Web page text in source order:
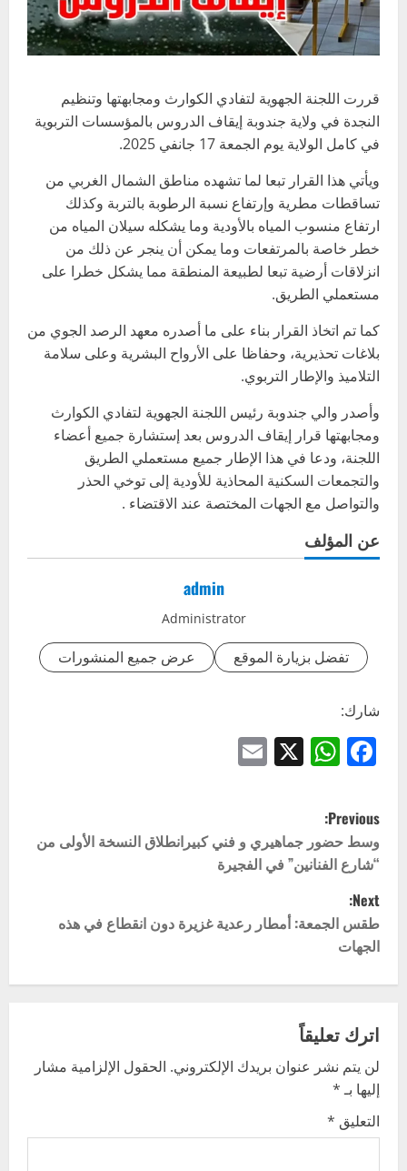
قررت اللجنة الجهوية لتفادي الكوارث ومجابهتها وتنظيم
النجدة في ولاية جندوبة إيقاف الدروس بالمؤسسات التربوية
في كامل الولاية يوم الجمعة 17 جانفي 2025.
ويأتي هذا القرار تبعا لما تشهده مناطق الشمال الغربي من
تساقطات مطرية وإرتفاع نسبة الرطوبة بالتربة وكذلك
ارتفاع منسوب المياه بالأودية وما يشكله سيلان المياه من
خطر خاصة بالمرتفعات وما يمكن أن ينجر عن ذلك من
انزلاقات أرضية تبعا لطبيعة المنطقة مما يشكل خطرا على
مستعملي الطريق.
كما تم اتخاذ القرار بناء على ما أصدره معهد الرصد الجوي من
بلاغات تحذيرية، وحفاظا على الأرواح البشرية وعلى سلامة
التلاميذ والإطار التربوي.
وأصدر والي جندوبة رئيس اللجنة الجهوية لتفادي الكوارث
ومجابهتها قرار إيقاف الدروس بعد إستشارة جميع أعضاء
اللجنة، ودعا في هذا الإطار جميع مستعملي الطريق
والتجمعات السكنية المحاذية للأودية إلى توخي الحذر
والتواصل مع الجهات المختصة عند الاقتضاء .
عن المؤلف
admin
Administrator
تفضل بزيارة الموقع عرض جميع المنشورات
شارك:
Facebook
WhatsApp
X
P
o
s
t
n
v
i
g
Previous:
وسط حضور جماهيري و فني كبيرانطلاق النسخة الأولى من
“شارع الفنانين” في الفجيرة
Next:
طقس الجمعة: أمطار رعدية غزيرة دون انقطاع في هذه
الجهات
اترك تعليقاً
لن يتم نشر عنوان بريدك الإلكتروني. الحقول الإلزامية مشار
إليها بـ*
التعليق *